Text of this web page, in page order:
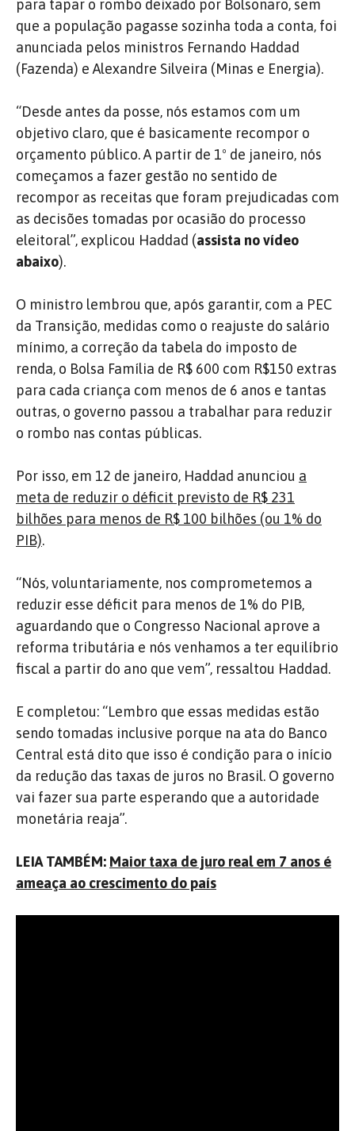
para tapar o rombo deixado por Bolsonaro, sem
que a população pagasse sozinha toda a conta, foi
anunciada pelos ministros Fernando Haddad
(Fazenda) e Alexandre Silveira (Minas e Energia).
“Desde antes da posse, nós estamos com um
objetivo claro, que é basicamente recompor o
orçamento público. A partir de 1º de janeiro, nós
começamos a fazer gestão no sentido de
recompor as receitas que foram prejudicadas com
as decisões tomadas por ocasião do processo
eleitoral”, explicou Haddad (assista no vídeo
abaixo).
O ministro lembrou que, após garantir, com a PEC
da Transição, medidas como o reajuste do salário
mínimo, a correção da tabela do imposto de
renda, o Bolsa Família de R$ 600 com R$150 extras
para cada criança com menos de 6 anos e tantas
outras, o governo passou a trabalhar para reduzir
o rombo nas contas públicas.
Por isso, em 12 de janeiro, Haddad anunciou a
meta de reduzir o déficit previsto de R$ 231
bilhões para menos de R$ 100 bilhões (ou 1% do
PIB).
“Nós, voluntariamente, nos comprometemos a
reduzir esse déficit para menos de 1% do PIB,
aguardando que o Congresso Nacional aprove a
reforma tributária e nós venhamos a ter equilíbrio
fiscal a partir do ano que vem”, ressaltou Haddad.
E completou: “Lembro que essas medidas estão
sendo tomadas inclusive porque na ata do Banco
Central está dito que isso é condição para o início
da redução das taxas de juros no Brasil. O governo
vai fazer sua parte esperando que a autoridade
monetária reaja”.
LEIA TAMBÉM: Maior taxa de juro real em 7 anos é
ameaça ao crescimento do país